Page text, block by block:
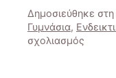
Δημοσιεύθηκε στη
Γυμνάσια,
σχολιασμός